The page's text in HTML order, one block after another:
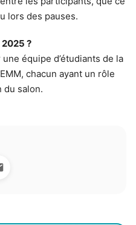
lors des pauses.
2025 ?
équipe d’étudiants de la
chacun ayant un rôle
du salon.